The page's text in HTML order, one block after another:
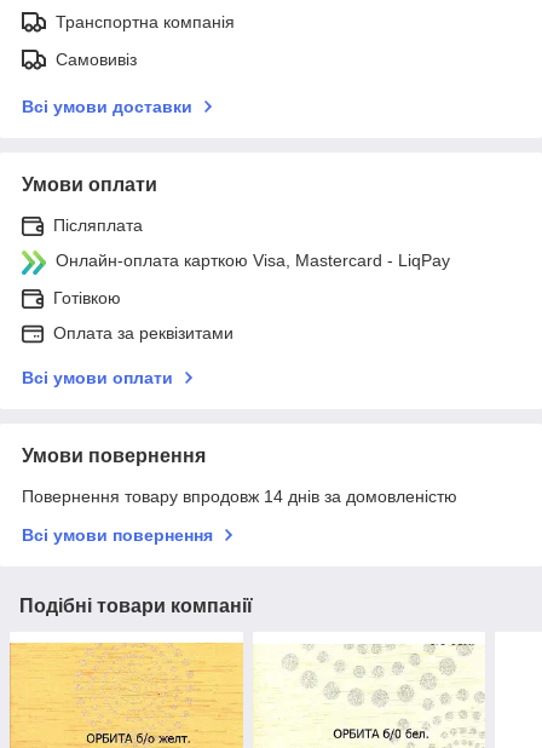
Транспортна компанія
Самовивіз
Всі умови доставки
Умови оплати
Післяплата
Онлайн-оплата карткою Visa, Mastercard - LiqPay
Готівкою
Оплата за реквізитами
Всі умови оплати
Умови повернення
Повернення товару впродовж 14 днів за домовленістю
Всі умови повернення
Подібні товари компанії